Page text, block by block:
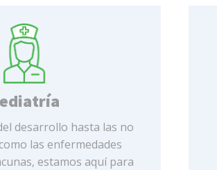
desarrollo hasta las no
las enfermedades
estamos aquí para